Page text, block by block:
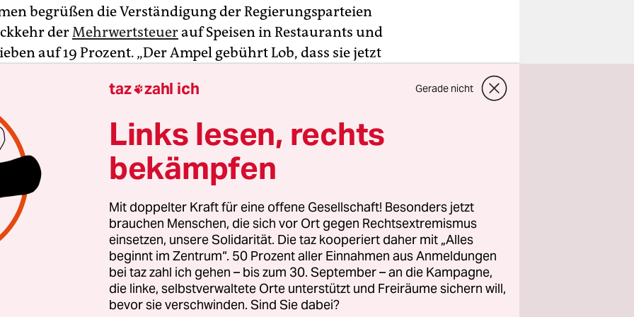
begrüßen die Verständigung der Regierungsparteien
derMehrwertsteuerauf Speisen in Restaurants und
auf 19 Prozent. „Der Ampel gebührt Lob, dass sie jetzt
Wirtschaftsforschung (ZEW) am Freitag der
Reuters.
der Gastronomiebranche
für eine Entfristung der
seien immer schwach und widersprüchlich gewesen.
teure Vergünstigung ist sozial problematisch, weil sie
Wohlhabenden zugutekommt“, sagte Heinemann.
eigentliche Begründung mit der Pandemie weggefallen.
auf dem Missverständnis, dass man Strukturwandel
durch Dauersubventionen begleiten sollte“, sagte
taz zahl ich Gerade nicht
Links lesen, rechts
bekämpfen
Mit doppelter Kraft für eine offene Gesellschaft! Besonders jetzt
brauchen Menschen, die sich vor Ort gegen Rechtsextremismus
einsetzen, unsere Solidarität. Die taz kooperiert daher mit „Alles
beginnt im Zentrum“. 50 Prozent aller Einnahmen aus Anmeldungen
bei taz zahl ich gehen – bis zum 30. September – an die Kampagne,
die linke, selbstverwaltete Orte unterstützt und Freiräume sichern will,
bevor sie verschwinden. Sind Sie dabei?